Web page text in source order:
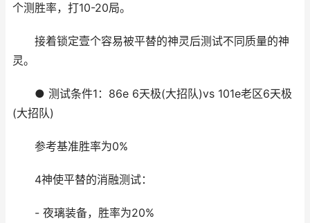
个测胜率，打10-20局。
接着锁定壹个容易被平替的神灵后测试不同质量的神
灵。
● 测试条件1：86e 6天极(大招队)vs 101e老区6天极
(大招队)
参考基准胜率为0%
4神使平替的消融测试：
- 夜璃装备，胜率为20%